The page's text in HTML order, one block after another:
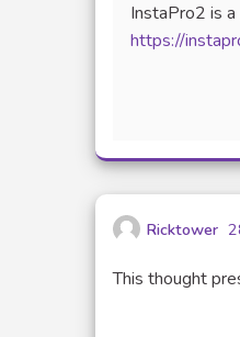
InstaPro2 is
https://
Ricktower
This thought